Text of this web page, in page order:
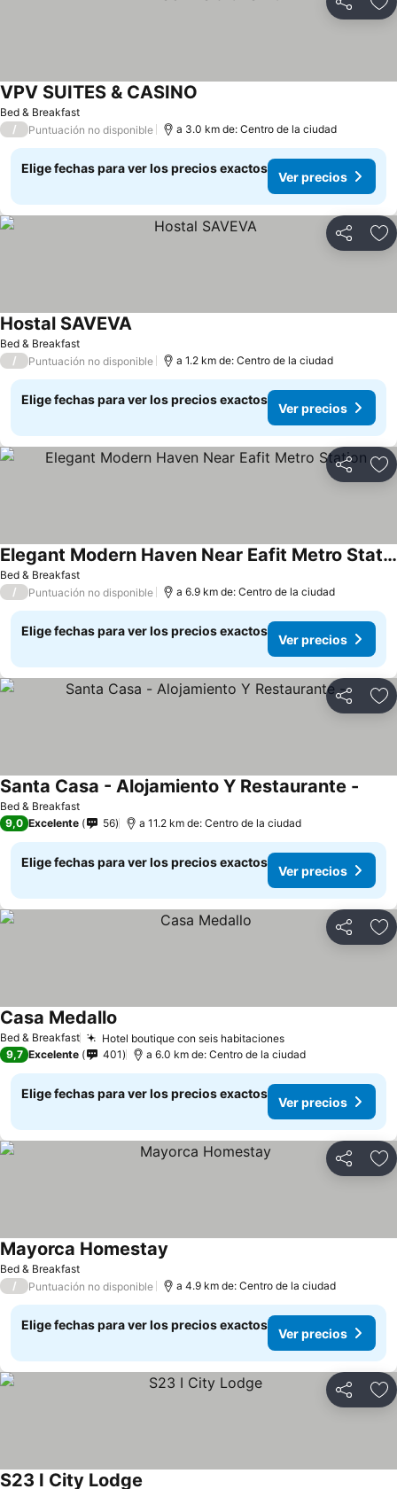
Compartir
Bed & Breakfast
VPV SUITES & CASINO
/ Puntuación no disponible a 3.0 km de: Centro de la ciudad
Elige fechas para ver los precios exactos
Ver precios
Compartir
Bed & Breakfast
Hostal SAVEVA
/ Puntuación no disponible a 1.2 km de: Centro de la ciudad
Elige fechas para ver los precios exactos
Ver precios
Compartir
Bed & Breakfast
Elegant Modern Haven Near Eafit Metro Station
/ Puntuación no disponible a 6.9 km de: Centro de la ciudad
Elige fechas para ver los precios exactos
Ver precios
Compartir
Bed & Breakfast
Santa Casa - Alojamiento Y Restaurante -
9,0 Excelente 56 a 11.2 km de: Centro de la ciudad
Elige fechas para ver los precios exactos
Ver precios
Compartir
Bed & Breakfast Hotel boutique con seis habitaciones
Casa Medallo
9,7 Excelente 401 a 6.0 km de: Centro de la ciudad
Elige fechas para ver los precios exactos
Ver precios
Compartir
Bed & Breakfast
Mayorca Homestay
/ Puntuación no disponible a 4.9 km de: Centro de la ciudad
Elige fechas para ver los precios exactos
Ver precios
Compartir
S23 I City Lodge